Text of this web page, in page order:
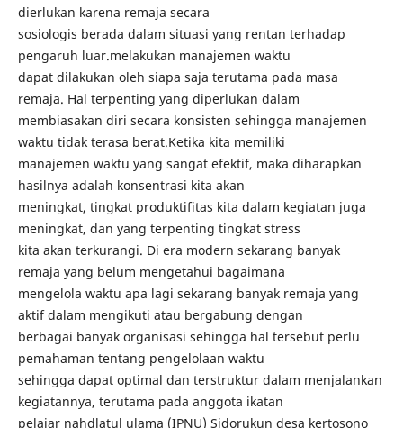
dierlukan karena remaja secara
sosiologis berada dalam situasi yang rentan terhadap
pengaruh luar.melakukan manajemen waktu
dapat dilakukan oleh siapa saja terutama pada masa
remaja. Hal terpenting yang diperlukan dalam
membiasakan diri secara konsisten sehingga manajemen
waktu tidak terasa berat.Ketika kita memiliki
manajemen waktu yang sangat efektif, maka diharapkan
hasilnya adalah konsentrasi kita akan
meningkat, tingkat produktifitas kita dalam kegiatan juga
meningkat, dan yang terpenting tingkat stress
kita akan terkurangi. Di era modern sekarang banyak
remaja yang belum mengetahui bagaimana
mengelola waktu apa lagi sekarang banyak remaja yang
aktif dalam mengikuti atau bergabung dengan
berbagai banyak organisasi sehingga hal tersebut perlu
pemahaman tentang pengelolaan waktu
sehingga dapat optimal dan terstruktur dalam menjalankan
kegiatannya, terutama pada anggota ikatan
pelajar nahdlatul ulama (IPNU) Sidorukun desa kertosono